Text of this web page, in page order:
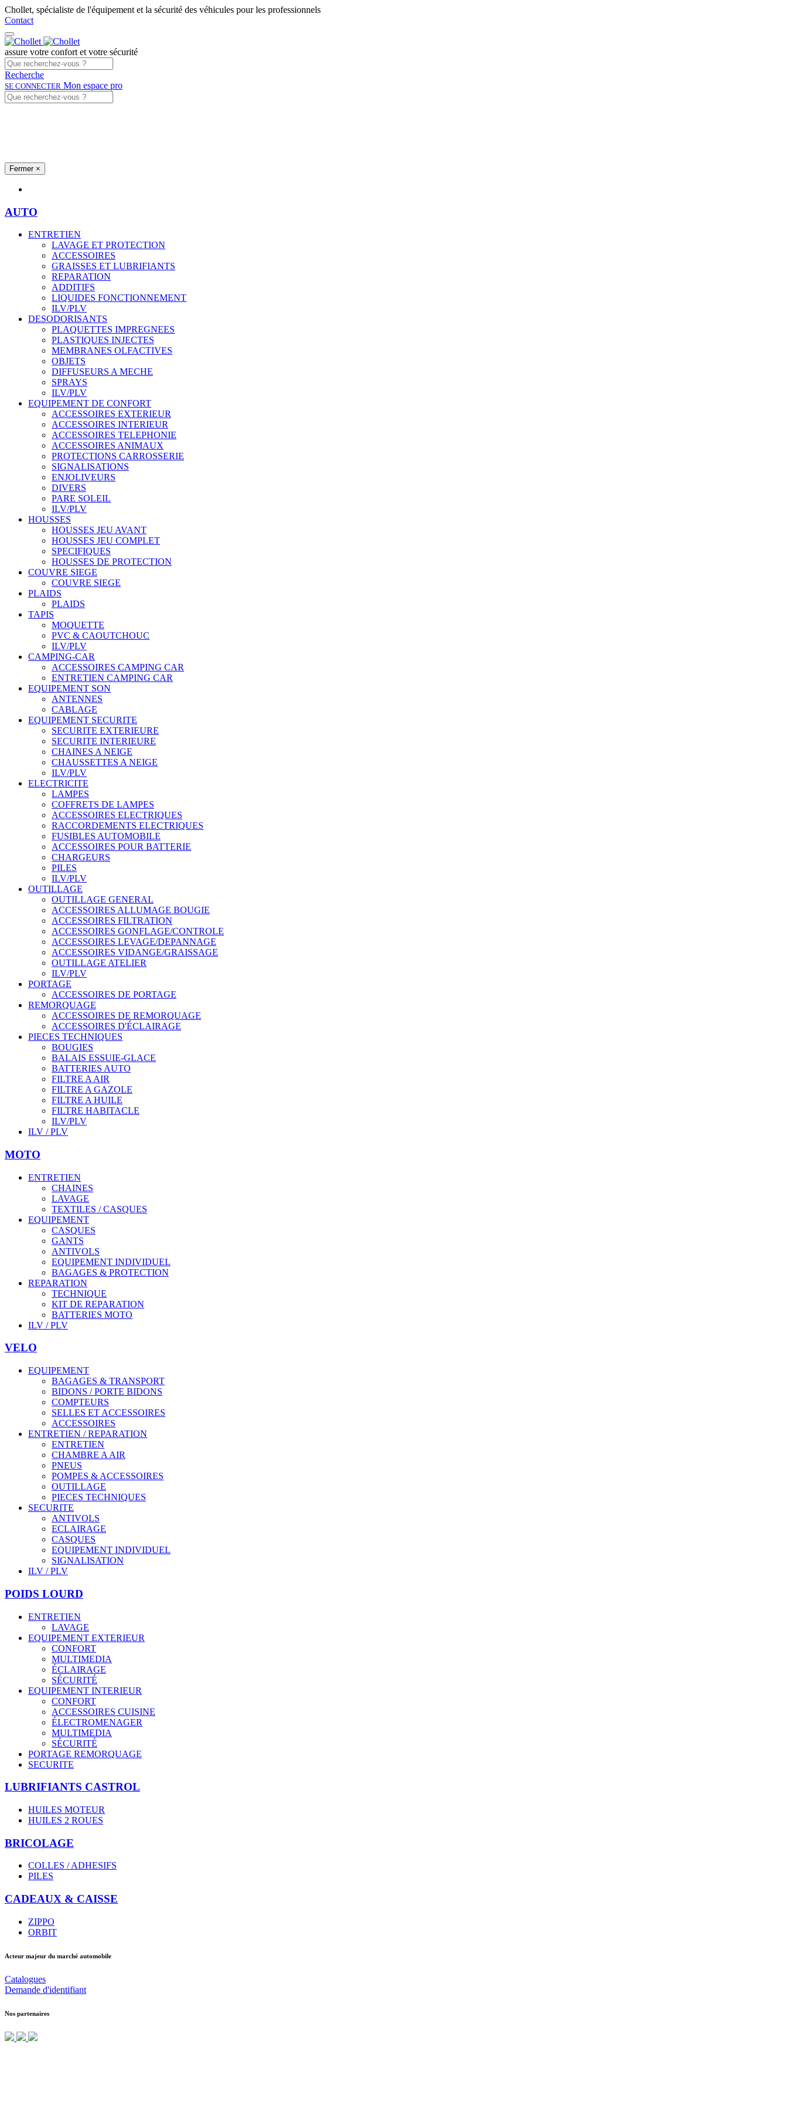
Chollet, spécialiste de l'équipement et la sécurité des véhicules pour les professionnels
Contact
assure votre confort et votre sécurité
Recherche
SE CONNECTER Mon espace pro
Fermer ×
AUTO
ENTRETIEN
LAVAGE ET PROTECTION
ACCESSOIRES
GRAISSES ET LUBRIFIANTS
REPARATION
ADDITIFS
LIQUIDES FONCTIONNEMENT
ILV/PLV
DESODORISANTS
PLAQUETTES IMPREGNEES
PLASTIQUES INJECTES
MEMBRANES OLFACTIVES
OBJETS
DIFFUSEURS A MECHE
SPRAYS
ILV/PLV
EQUIPEMENT DE CONFORT
ACCESSOIRES EXTERIEUR
ACCESSOIRES INTERIEUR
ACCESSOIRES TELEPHONIE
ACCESSOIRES ANIMAUX
PROTECTIONS CARROSSERIE
SIGNALISATIONS
ENJOLIVEURS
DIVERS
PARE SOLEIL
ILV/PLV
HOUSSES
HOUSSES JEU AVANT
HOUSSES JEU COMPLET
SPECIFIQUES
HOUSSES DE PROTECTION
COUVRE SIEGE
COUVRE SIEGE
PLAIDS
PLAIDS
TAPIS
MOQUETTE
PVC & CAOUTCHOUC
ILV/PLV
CAMPING-CAR
ACCESSOIRES CAMPING CAR
ENTRETIEN CAMPING CAR
EQUIPEMENT SON
ANTENNES
CABLAGE
EQUIPEMENT SECURITE
SECURITE EXTERIEURE
SECURITE INTERIEURE
CHAINES A NEIGE
CHAUSSETTES A NEIGE
ILV/PLV
ELECTRICITE
LAMPES
COFFRETS DE LAMPES
ACCESSOIRES ELECTRIQUES
RACCORDEMENTS ELECTRIQUES
FUSIBLES AUTOMOBILE
ACCESSOIRES POUR BATTERIE
CHARGEURS
PILES
ILV/PLV
OUTILLAGE
OUTILLAGE GENERAL
ACCESSOIRES ALLUMAGE BOUGIE
ACCESSOIRES FILTRATION
ACCESSOIRES GONFLAGE/CONTROLE
ACCESSOIRES LEVAGE/DEPANNAGE
ACCESSOIRES VIDANGE/GRAISSAGE
OUTILLAGE ATELIER
ILV/PLV
PORTAGE
ACCESSOIRES DE PORTAGE
REMORQUAGE
ACCESSOIRES DE REMORQUAGE
ACCESSOIRES D'ÉCLAIRAGE
PIECES TECHNIQUES
BOUGIES
BALAIS ESSUIE-GLACE
BATTERIES AUTO
FILTRE A AIR
FILTRE A GAZOLE
FILTRE A HUILE
FILTRE HABITACLE
ILV/PLV
ILV / PLV
MOTO
ENTRETIEN
CHAINES
LAVAGE
TEXTILES / CASQUES
EQUIPEMENT
CASQUES
GANTS
ANTIVOLS
EQUIPEMENT INDIVIDUEL
BAGAGES & PROTECTION
REPARATION
TECHNIQUE
KIT DE REPARATION
BATTERIES MOTO
ILV / PLV
VELO
EQUIPEMENT
BAGAGES & TRANSPORT
BIDONS / PORTE BIDONS
COMPTEURS
SELLES ET ACCESSOIRES
ACCESSOIRES
ENTRETIEN / REPARATION
ENTRETIEN
CHAMBRE A AIR
PNEUS
POMPES & ACCESSOIRES
OUTILLAGE
PIECES TECHNIQUES
SECURITE
ANTIVOLS
ECLAIRAGE
CASQUES
EQUIPEMENT INDIVIDUEL
SIGNALISATION
ILV / PLV
POIDS LOURD
ENTRETIEN
LAVAGE
EQUIPEMENT EXTERIEUR
CONFORT
MULTIMEDIA
ÉCLAIRAGE
SÉCURITÉ
EQUIPEMENT INTERIEUR
CONFORT
ACCESSOIRES CUISINE
ÉLECTROMENAGER
MULTIMEDIA
SÉCURITÉ
PORTAGE REMORQUAGE
SECURITE
LUBRIFIANTS CASTROL
HUILES MOTEUR
HUILES 2 ROUES
BRICOLAGE
COLLES / ADHESIFS
PILES
CADEAUX & CAISSE
ZIPPO
ORBIT
Acteur majeur du marché automobile
Catalogues
Demande d'identifiant
Nos partenaires